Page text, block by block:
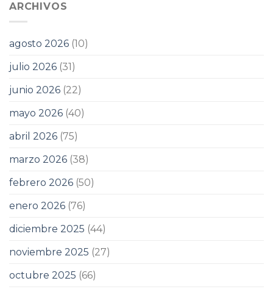
ARCHIVOS
agosto 2026 (10)
julio 2026 (31)
junio 2026 (22)
mayo 2026 (40)
abril 2026 (75)
marzo 2026 (38)
febrero 2026 (50)
enero 2026 (76)
diciembre 2025 (44)
noviembre 2025 (27)
octubre 2025 (66)